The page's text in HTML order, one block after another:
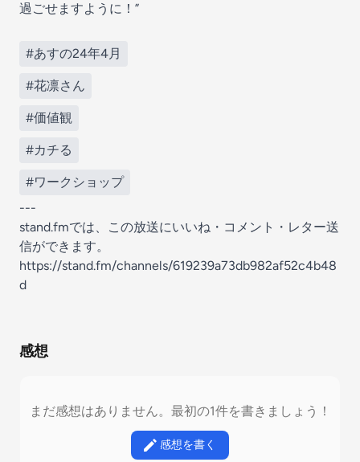
過ごせますように！”
#あすの24年4月
#花凛さん
#価値観
#カチる
#ワークショップ
---
stand.fmでは、この放送にいいね・コメント・レター送
信ができます。
https://stand.fm/channels/619239a73db982af52c4b48
d
感想
まだ感想はありません。最初の1件を書きましょう！
感想を書く